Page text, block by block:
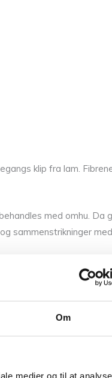
Om
medier og til at
klip fra lam.
med omhu.
sammenstrikninger
Disse kombinationer